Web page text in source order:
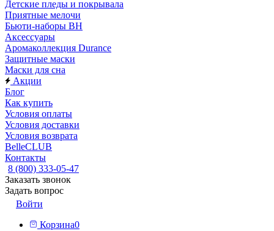
Детские пледы и покрывала
Приятные мелочи
Бьюти-наборы ВН
Аксессуары
Аромаколлекция Durance
Защитные маски
Маски для сна
Акции
Блог
Как купить
Условия оплаты
Условия доставки
Условия возврата
BelleCLUB
Контакты
8 (800) 333-05-47
Заказать звонок
Задать вопрос
Войти
Корзина0